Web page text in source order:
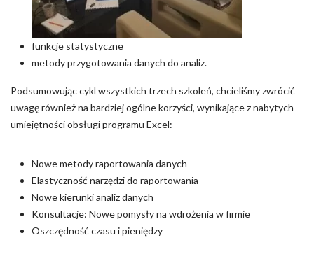
funkcje statystyczne
metody przygotowania danych do analiz.
Podsumowując cykl wszystkich trzech szkoleń, chcieliśmy zwrócić
uwagę również na bardziej ogólne korzyści, wynikające z nabytych
umiejętności obsługi programu Excel:
Nowe metody raportowania danych
Elastyczność narzędzi do raportowania
Nowe kierunki analiz danych
Konsultacje: Nowe pomysły na wdrożenia w firmie
Oszczędność czasu i pieniędzy